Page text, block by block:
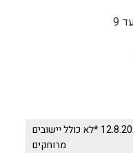
תאריך הגעה משוער 05.8.2026 - 12.8.2026 *לא כולל יישובים
מרוחקים